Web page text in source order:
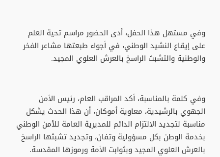
وفي مستهل هذا الحفل، أدى الحضور مراسم تحية العلم
على إيقاع النشيد الوطني، في أجواء طبعتها مشاعر الفخر
والوطنية والتشبث الراسخ بالعرش العلوي المجيد.
وفي كلمة بالمناسبة، أكد المراقب العام، رئيس الأمن
الجهوي بالرشيدية، معاوية أموكان، أن هذا الحدث يشكل
مناسبة لتجديد الالتزام الدائم للمديرية العامة للأمن الوطني
بخدمة الوطن بكل مسؤولية وتفان، وتجديد تشبثها الراسخ
بالعرش العلوي المجيد وبثوابت الأمة ورموزها المقدسة.